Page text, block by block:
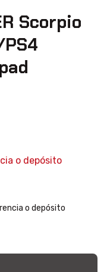
Scorpio
o depósito
o depósito